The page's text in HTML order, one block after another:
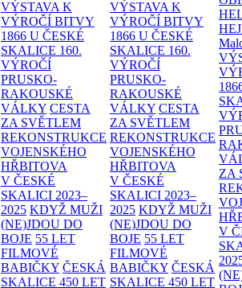
VÝSTAVA K
VÝROČÍ BITVY
1866 U ČESKÉ
SKALICE 160.
VÝROČÍ
PRUSKO-
RAKOUSKÉ
VÁLKY CESTA
ZA SVĚTLEM
REKONSTRUKCE
VOJENSKÉHO
HŘBITOVA
V ČESKÉ
SKALICI 2023–
2025 KDYŽ MUŽI
(NE)JDOU DO
BOJE 55 LET
FILMOVÉ
BABIČKY ČESKÁ
SKALICE 450 LET
VÝSTAVA K
VÝROČÍ BITVY
1866 U ČESKÉ
SKALICE 160.
VÝROČÍ
PRUSKO-
RAKOUSKÉ
VÁLKY CESTA
ZA SVĚTLEM
REKONSTRUKCE
VOJENSKÉHO
HŘBITOVA
V ČESKÉ
SKALICI 2023–
2025 KDYŽ MUŽI
(NE)JDOU DO
BOJE 55 LET
FILMOVÉ
BABIČKY ČESKÁ
SKALICE 450 LET
ZA
V